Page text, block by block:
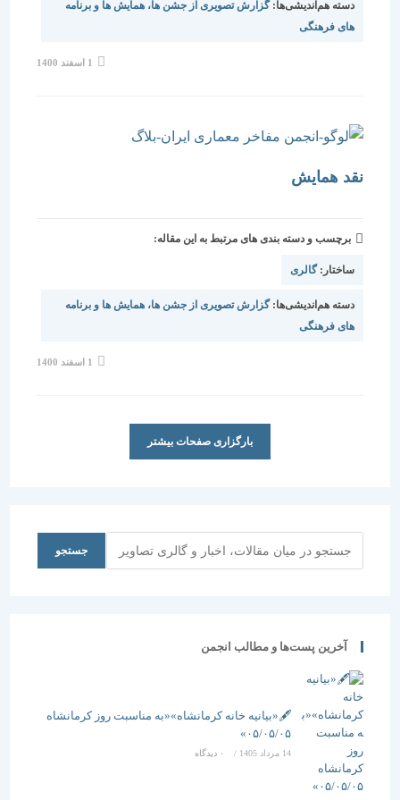
دسته هم‌اندیشی‌ها:گزارش تصویری از جشن ها، همایش ها و برنامه
های فرهنگی
نقد همایش
برچسب و دسته بندی های مرتبط به این مقاله:
ساختار:گالری
دسته هم‌اندیشی‌ها:گزارش تصویری از جشن ها، همایش ها و برنامه
های فرهنگی
بارگزاری صفحات بیشتر
جستجو
آخرین پست‌ها و مطالب انجمن
🖋️«بیانیه خانه کرمانشاه»«به مناسبت روز کرمانشاه
۰۵/۰۵/۰۵»
/ ۰ دیدگاه